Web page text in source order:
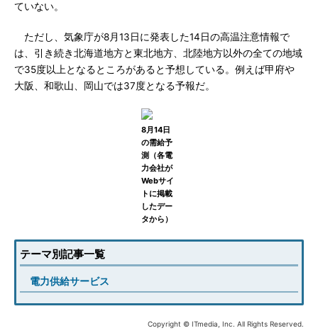
ていない。
ただし、気象庁が8月13日に発表した14日の高温注意情報で
は、引き続き北海道地方と東北地方、北陸地方以外の全ての地域
で35度以上となるところがあると予想している。例えば甲府や
大阪、和歌山、岡山では37度となる予報だ。
8月14日
の需給予
測（各電
力会社が
Webサイ
トに掲載
したデー
タから）
テーマ別記事一覧
電力供給サービス
Copyright © ITmedia, Inc. All Rights Reserved.